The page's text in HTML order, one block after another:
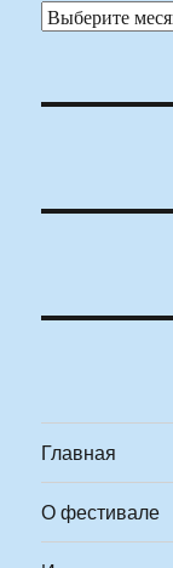
Архивы
Главная
О фестивале